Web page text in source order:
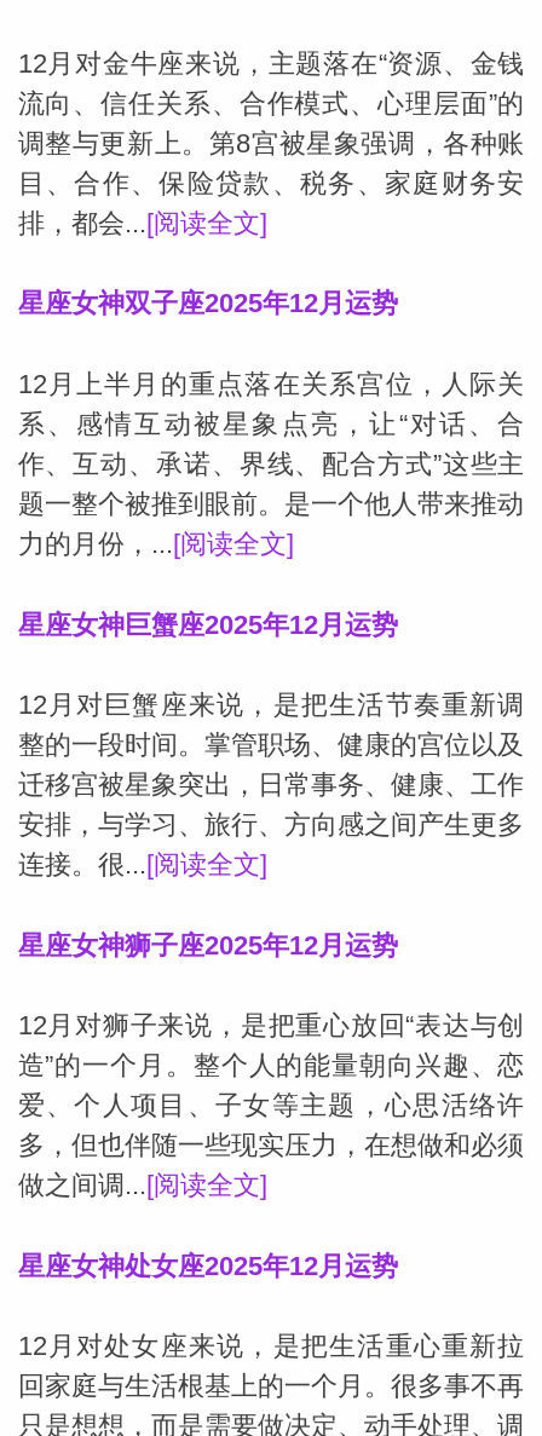
婆星座
网
航
12月对金牛座来说，主题落在“资源、金钱
流向、信任关系、合作模式、心理层面”的
调整与更新上。第8宫被星象强调，各种账
目、合作、保险贷款、税务、家庭财务安
排，都会...[阅读全文]
星座女神双子座2025年12月运势
12月上半月的重点落在关系宫位，人际关
系、感情互动被星象点亮，让“对话、合
作、互动、承诺、界线、配合方式”这些主
题一整个被推到眼前。是一个他人带来推动
力的月份，...[阅读全文]
星座女神巨蟹座2025年12月运势
12月对巨蟹座来说，是把生活节奏重新调
整的一段时间。掌管职场、健康的宫位以及
迁移宫被星象突出，日常事务、健康、工作
安排，与学习、旅行、方向感之间产生更多
连接。很...[阅读全文]
星座女神狮子座2025年12月运势
12月对狮子来说，是把重心放回“表达与创
造”的一个月。整个人的能量朝向兴趣、恋
爱、个人项目、子女等主题，心思活络许
多，但也伴随一些现实压力，在想做和必须
做之间调... [阅读全文]
星座女神处女座2025年12月运势
12月对处女座来说，是把生活重心重新拉
回家庭与生活根基上的一个月。很多事不再
只是想想，而是需要做决定、动手处理、调